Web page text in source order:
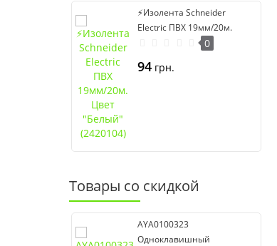
⚡Изолента Schneider
Electric ПВХ 19мм/20м.
Цвет "Белый" (2420104)
0
94 грн.
Товары со скидкой
AYA0100323
Одноклавишный